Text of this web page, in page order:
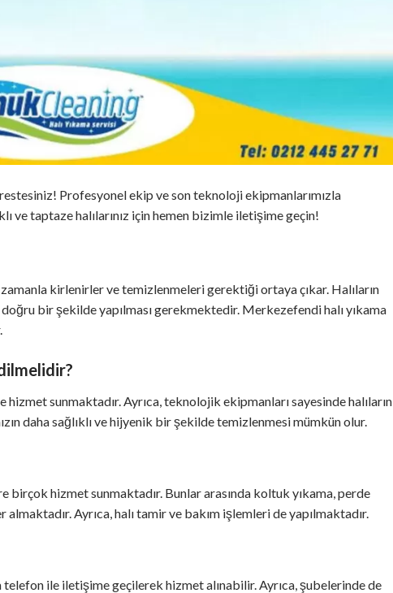
Profesyonel ekip ve son teknoloji ekipmanlarımızla
ve taptaze halılarınız için hemen bizimle iletişime geçin!
kirlenirler ve temizlenmeleri gerektiği ortaya çıkar. Halıların
bir şekilde yapılması gerekmektedir. Merkezefendi halı yıkama
sunmaktadır. Ayrıca, teknolojik ekipmanları sayesinde halıların
daha sağlıklı ve hijyenik bir şekilde temizlenmesi mümkün olur.
birçok hizmet sunmaktadır. Bunlar arasında koltuk yıkama, perde
Ayrıca, halı tamir ve bakım işlemleri de yapılmaktadır.
ile iletişime geçilerek hizmet alınabilir. Ayrıca, şubelerinde de